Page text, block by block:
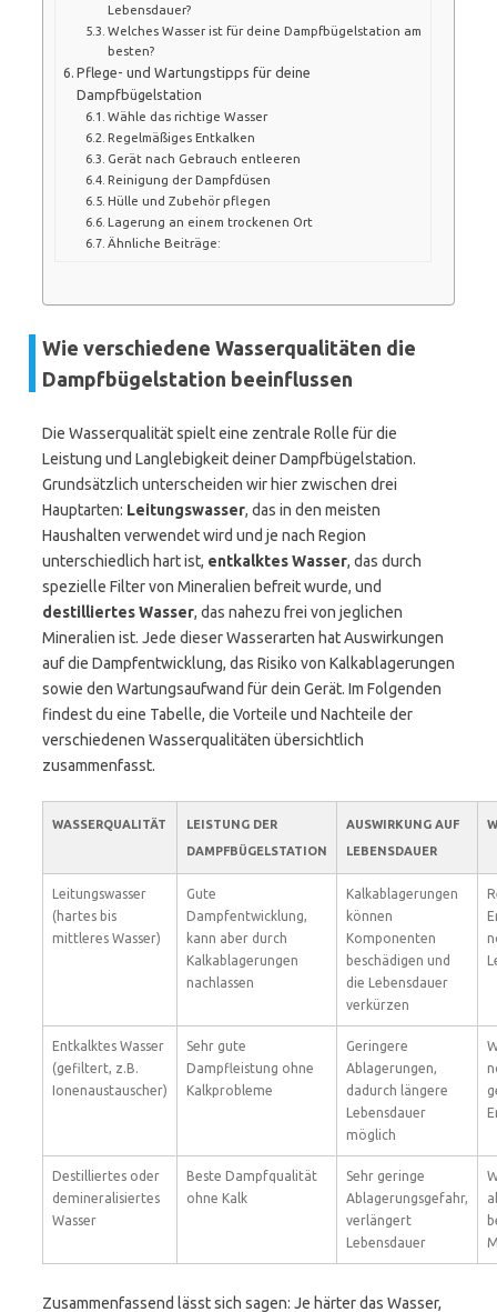
Lebensdauer?
Welches Wasser ist für deine Dampfbügelstation am
besten?
Pflege- und Wartungstipps für deine
Dampfbügelstation
Wähle das richtige Wasser
Regelmäßiges Entkalken
Gerät nach Gebrauch entleeren
Reinigung der Dampfdüsen
Hülle und Zubehör pflegen
Lagerung an einem trockenen Ort
Ähnliche Beiträge:
Wie verschiedene Wasserqualitäten die
Dampfbügelstation beeinflussen
Die Wasserqualität spielt eine zentrale Rolle für die
Leistung und Langlebigkeit deiner Dampfbügelstation.
Grundsätzlich unterscheiden wir hier zwischen drei
Hauptarten: Leitungswasser, das in den meisten
Haushalten verwendet wird und je nach Region
unterschiedlich hart ist, entkalktes Wasser, das durch
spezielle Filter von Mineralien befreit wurde, und
destilliertes Wasser, das nahezu frei von jeglichen
Mineralien ist. Jede dieser Wasserarten hat Auswirkungen
auf die Dampfentwicklung, das Risiko von Kalkablagerungen
sowie den Wartungsaufwand für dein Gerät. Im Folgenden
findest du eine Tabelle, die Vorteile und Nachteile der
verschiedenen Wasserqualitäten übersichtlich
zusammenfasst.
WASSERQUALITÄT
LEISTUNG DER
DAMPFBÜGELSTATION
AUSWIRKUNG AUF
LEBENSDAUER
Leitungswasser
(hartes bis
mittleres Wasser)
Gute
Dampfentwicklung,
kann aber durch
Kalkablagerungen
nachlassen
Kalkablagerungen
können
Komponenten
beschädigen und
die Lebensdauer
verkürzen
Entkalktes Wasser
(gefiltert, z.B.
Ionenaustauscher)
Sehr gute
Dampfleistung ohne
Kalkprobleme
Geringere
Ablagerungen,
dadurch längere
Lebensdauer
möglich
Destilliertes oder
demineralisiertes
Wasser
Beste Dampfqualität
ohne Kalk
Sehr geringe
Ablagerungsgefahr,
verlängert
Lebensdauer
Zusammenfassend lässt sich sagen: Je härter das Wasser,